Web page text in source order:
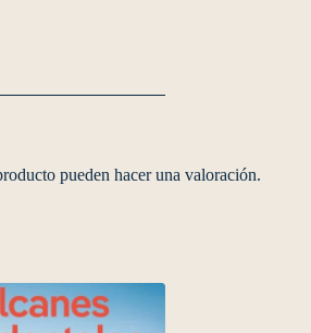
pueden hacer una valoración.